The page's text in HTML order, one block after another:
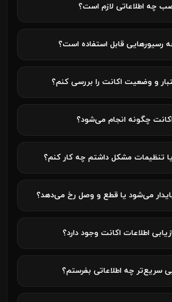
چه اطلاعاتی لازم است؟
رسیورهایی قابل استفاده است؟
و وضعیت اکانت را بررسی کنم؟
چگونه انجام می‌شود؟
تنظیمات مشکل داشتم چه کار کنم؟
می‌شود یا قطع و وصل رخ می‌دهد؟
اطلاعات اکانت وجود دارد؟
سریع‌تر چه اطلاعاتی بفرستم؟